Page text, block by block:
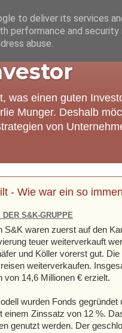
was einen guten
Munger. Deshalb
von
- Wie war ein so
S&K-GRUPPE
S&K waren zuerst auf den
teuer weiterverkauft
und Köller vorerst gut.
weiterverkaufen.
von 14,6 Millionen € erzielt.
wurden Fonds gegründet
einem Zinssatz von 12 %.
genutzt werden. Der
to deliver its services
performance and
abuse.